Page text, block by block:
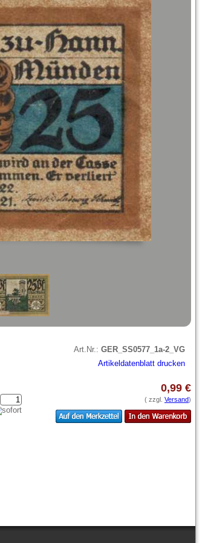
Siehier.
Art.Nr.: GER_SS0577_1a-2_VG
Artikeldatenblatt drucken
0,99 €
( zzgl. Versand)